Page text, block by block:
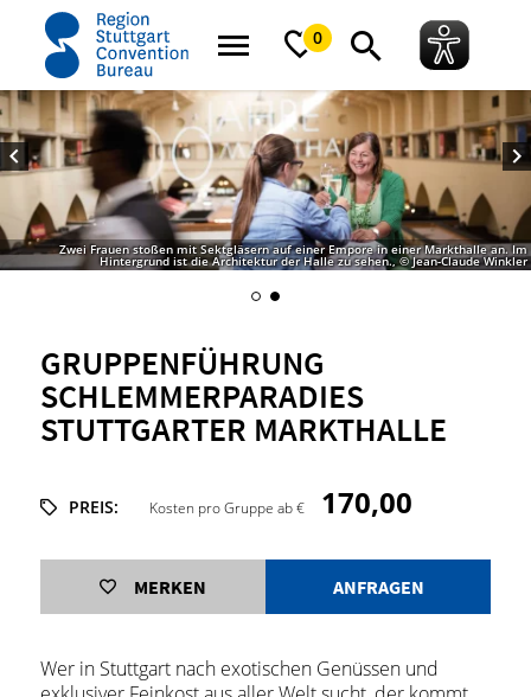
0
Startseite Gruppenführung Schlemmerparadies Stuttgarter Markthalle
Zwei Frauen stoßen mit Sektgläsern auf einer Empore in einer Markthalle an. Im
Hintergrund ist die Architektur der Halle zu sehen., © Jean-Claude Winkler
GRUPPENFÜHRUNG
SCHLEMMERPARADIES
STUTTGARTER MARKTHALLE
PREIS: Kosten pro Gruppe ab € 170,00
MERKEN ANFRAGEN
Wer in Stuttgart nach exotischen Genüssen und